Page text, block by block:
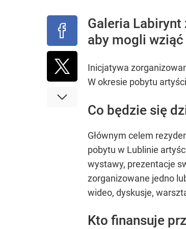
Galeria Labirynt
aby mogli
Inicjatywa
W okresie pobytu
Co będzie się
Głównym celem
pobytu w Lublinie
wystawy, prezentacje
zorganizowane jedno
wideo, dyskusje,
Kto finansuje